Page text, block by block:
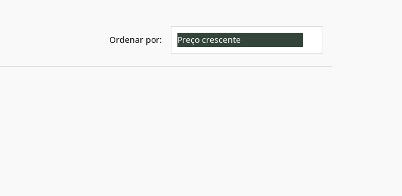
Ordenar por: Preço crescente